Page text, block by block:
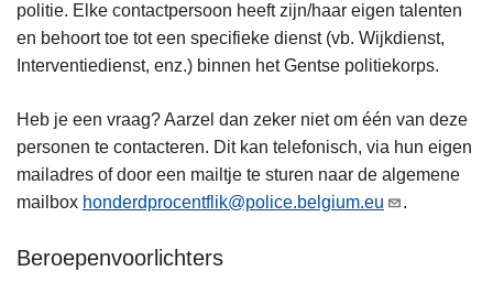
politie. Elke contactpersoon heeft zijn/haar eigen talenten
en behoort toe tot een specifieke dienst (vb. Wijkdienst,
Interventiedienst, enz.) binnen het Gentse politiekorps.
Heb je een vraag? Aarzel dan zeker niet om één van deze
personen te contacteren. Dit kan telefonisch, via hun eigen
mailadres of door een mailtje te sturen naar de algemene
mailbox honderdprocentflik@police.belgium.eu .
Beroepenvoorlichters